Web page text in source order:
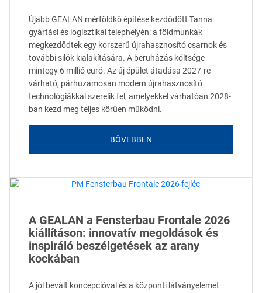
Újabb GEALAN mérföldkő építése kezdődött Tanna
gyártási és logisztikai telephelyén: a földmunkák
megkezdődtek egy korszerű újrahasznosító csarnok és
további silók kialakítására. A beruházás költsége
mintegy 6 millió euró. Az új épület átadása 2027-re
várható, párhuzamosan modern újrahasznosító
technológiákkal szerelik fel, amelyekkel várhatóan 2028-
ban kezd meg teljes körűen működni.
BŐVEBBEN
A GEALAN a Fensterbau Frontale 2026
kiállításon: innovatív megoldások és
inspiráló beszélgetések az arany
kockában
A jól bevált koncepcióval és a központi látványelemet